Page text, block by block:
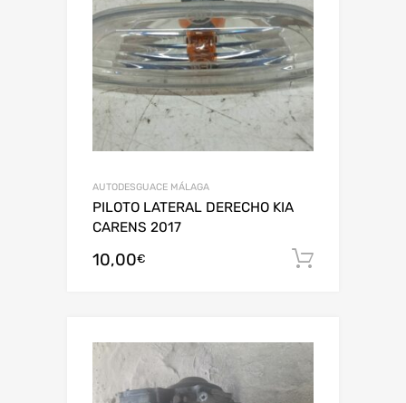
AUTODESGUACE MÁLAGA
PILOTO LATERAL DERECHO KIA
CARENS 2017
10,00€